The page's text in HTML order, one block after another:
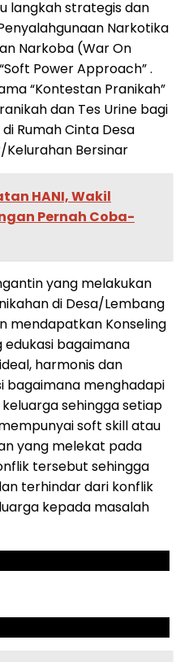
langkah strategis dan
Narkotika
Narkoba (War On
Power Approach” .
“Kontestan Pranikah”
dan Tes Urine bagi
Rumah Cinta Desa
Bersinar
HANI, Wakil
Pernah Coba-
yang melakukan
di Desa/Lembang
mendapatkan Konseling
bagaimana
harmonis dan
bagaimana menghadapi
sehingga setiap
soft skill atau
yang melekat pada
tersebut sehingga
terhindar dari konflik
kepada masalah